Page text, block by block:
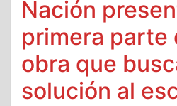
Nación
primera parte
obra que
solución al